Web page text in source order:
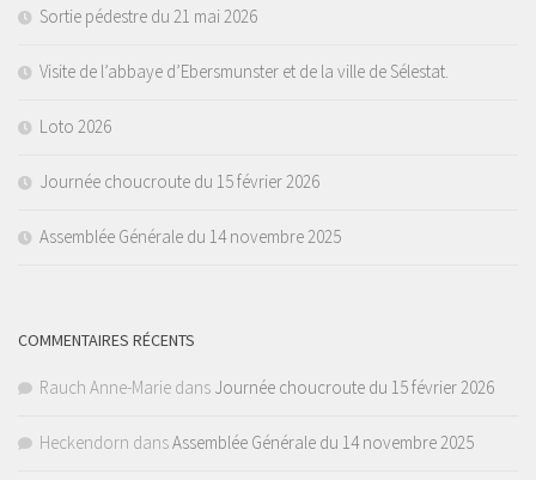
Sortie pédestre du 21 mai 2026
Visite de l’abbaye d’Ebersmunster et de la ville de Sélestat.
Loto 2026
Journée choucroute du 15 février 2026
Assemblée Générale du 14 novembre 2025
COMMENTAIRES RÉCENTS
Rauch Anne-Marie dans Journée choucroute du 15 février 2026
Heckendorn dansAssemblée Générale du 14 novembre 2025